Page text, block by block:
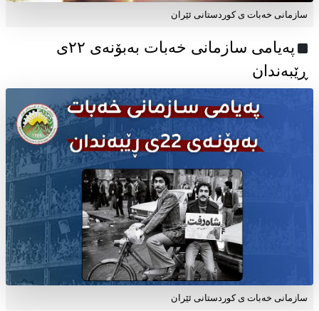
سازمانی خەبات ی کوردستانی ئێران
پەیامی سازمانی خەبات بەبۆنەی ۲۲ی
ڕێبەندان
سازمانی خەبات ی كوردستانی ئێران